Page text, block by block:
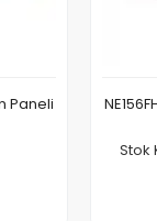
Paneli
Stok